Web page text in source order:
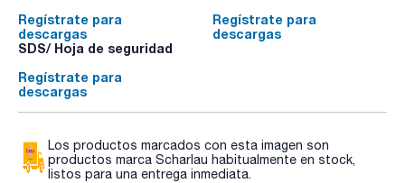
Regístrate para
descargas
Regístrate para
descargas
SDS/ Hoja de seguridad
Regístrate para
descargas
Los productos marcados con esta imagen son
productos marca Scharlau habitualmente en stock,
listos para una entrega inmediata.